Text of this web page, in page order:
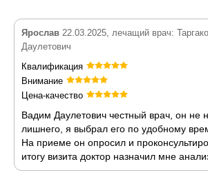
Ярослав 22.03.2025, лечащий врач:
Даулетович
Квалификация
Внимание
Цена-качество
Вадим Даулетович честный врач, он не
лишнего, я выбрал его по удобному
На приеме он опросил и
итогу визита доктор назначил мне